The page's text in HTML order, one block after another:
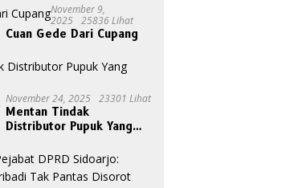
Bogen
November 9,
2025
25836 Lihat
Cuan Gede Dari Cupang
November 24, 2025 23301 Lihat
Mentan Tindak
Distributor Pupuk Yang